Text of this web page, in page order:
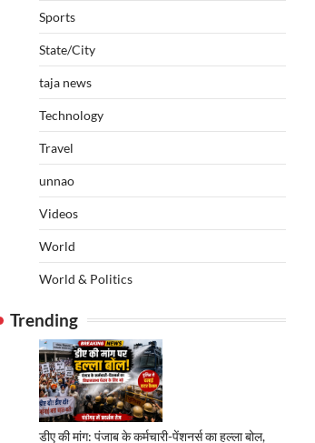
Sports
State/City
taja news
Technology
Travel
unnao
Videos
World
World & Politics
Trending
डीए की मांग: पंजाब के कर्मचारी-पेंशनर्स का हल्ला बोल,